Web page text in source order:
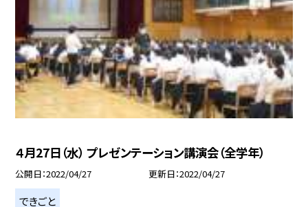
４月27日（水） プレゼンテーション講演会（全学年）
公開日 2022/04/27 更新日 2022/04/27
できごと